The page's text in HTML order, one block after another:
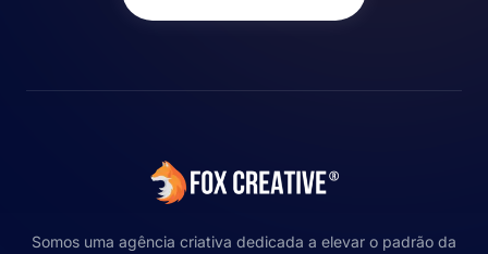
Somos uma agência criativa dedicada a elevar o padrão da